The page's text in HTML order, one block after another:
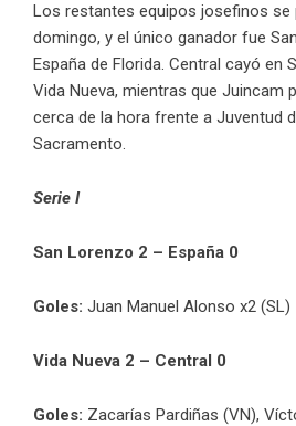
Los restantes equipos josefinos se
domingo, y el único ganador fue
España de Florida. Central cayó en
Vida Nueva, mientras que Juincam
cerca de la hora frente a Juventud
Sacramento.
Serie I
San Lorenzo 2 – España 0
Goles: Juan Manuel Alonso x2 (SL)
Vida Nueva 2 – Central 0
Goles: Zacarías Pardiñas (VN),